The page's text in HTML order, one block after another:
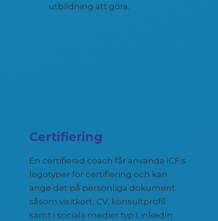
utbildning att göra.
Certifiering
En certifierad coach får använda ICF:s
logotyper för certifiering och kan
ange det på personliga dokument
såsom visitkort, CV, konsultprofil
samt i sociala medier typ LinkedIn